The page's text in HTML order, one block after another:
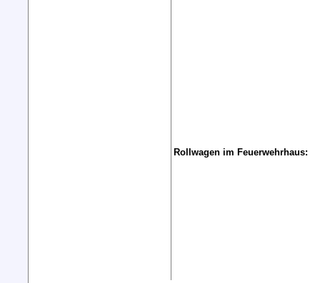
Rollwagen im Feuerwehrhaus: